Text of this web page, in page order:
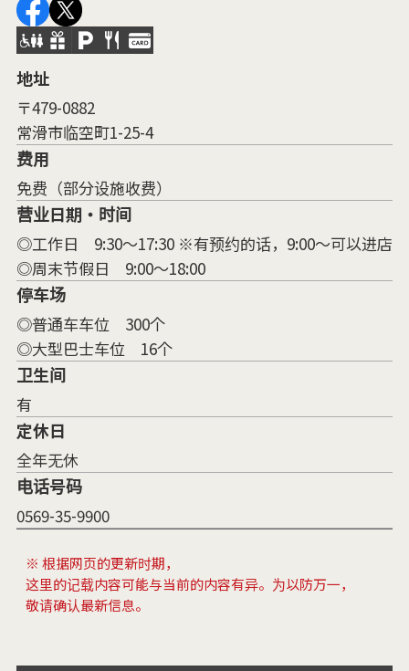
地址
〒479-0882
常滑市临空町1-25-4
费用
免费（部分设施收费）
营业日期・时间
◎工作日 9:30～17:30 ※有预约的话，9:00～可以进店
◎周末节假日 9:00～18:00
停车场
◎普通车车位 300个
◎大型巴士车位 16个
卫生间
有
定休日
全年无休
电话号码
0569-35-9900
※ 根据网页的更新时期，
这里的记载内容可能与当前的内容有异。为以防万一，
敬请确认最新信息。